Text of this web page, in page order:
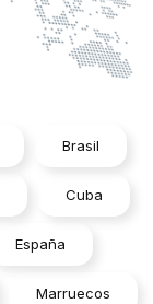
Brasil
Cuba
España
Marruecos